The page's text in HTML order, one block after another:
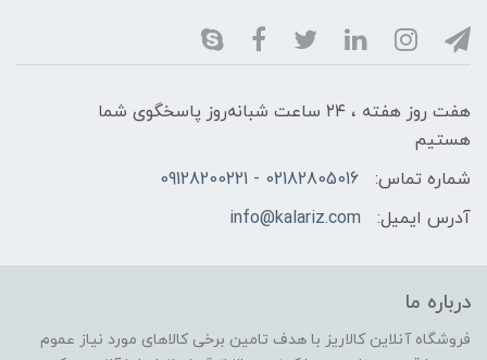
هفت روز هفته ، ۲۴ ساعت شبانه‌روز پاسخگوی شما
هستیم
شماره تماس:
02182805016 - 09128200221
آدرس ایمیل:
info@kalariz.com
درباره ما
فروشگاه آنلاین کالاریز با هدف تامین برخی کالاهای مورد نیاز عموم